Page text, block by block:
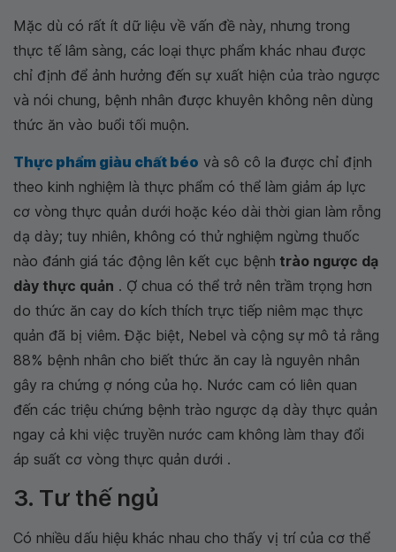
Mặc dù có rất ít dữ liệu về vấn đề này, nhưng trong
thực tế lâm sàng, các loại thực phẩm khác nhau được
chỉ định để ảnh hưởng đến sự xuất hiện của trào ngược
và nói chung, bệnh nhân được khuyên không nên dùng
thức ăn vào buổi tối muộn.
Thực phẩm giàu chất béo và sô cô la được chỉ định
theo kinh nghiệm là thực phẩm có thể làm giảm áp lực
cơ vòng thực quản dưới hoặc kéo dài thời gian làm rỗng
dạ dày; tuy nhiên, không có thử nghiệm ngừng thuốc
nào đánh giá tác động lên kết cục bệnh trào ngược dạ
dày thực quản . Ợ chua có thể trở nên trầm trọng hơn
do thức ăn cay do kích thích trực tiếp niêm mạc thực
quản đã bị viêm. Đặc biệt, Nebel và cộng sự mô tả rằng
88% bệnh nhân cho biết thức ăn cay là nguyên nhân
gây ra chứng ợ nóng của họ. Nước cam có liên quan
đến các triệu chứng bệnh trào ngược dạ dày thực quản
ngay cả khi việc truyền nước cam không làm thay đổi
áp suất cơ vòng thực quản dưới .
3. Tư thế ngủ
Có nhiều dấu hiệu khác nhau cho thấy vị trí của cơ thể